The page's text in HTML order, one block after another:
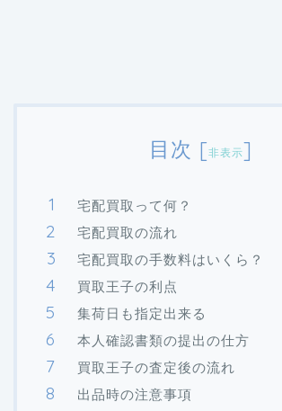
目次 [非表示]
宅配買取って何？
宅配買取の流れ
宅配買取の手数料はいくら？
買取王子の利点
集荷日も指定出来る
本人確認書類の提出の仕方
買取王子の査定後の流れ
出品時の注意事項